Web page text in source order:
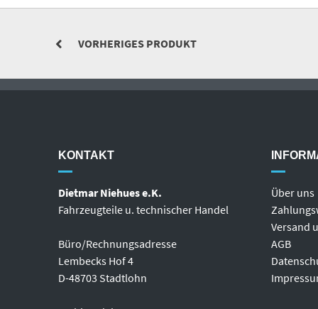
VORHERIGES PRODUKT
KONTAKT
Dietmar Niehues e.K.
Fahrzeugteile u. technischer Handel
Büro/Rechnungsadresse
Lembecks Hof 4
D-48703 Stadtlohn
Über uns
Versand
AGB